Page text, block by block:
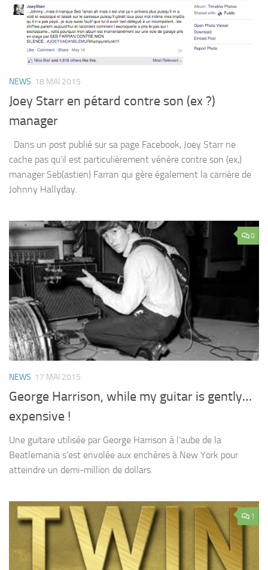
NEWS 18 MAI 2015
Joey Starr en pétard contre son (ex ?)
manager
Dans un post publié sur sa page Facebook, Joey Starr ne
cache pas qu’il est particulièrement vénère contre son (ex,)
manager Seb(astien) Farran qui gère également la carrière de
Johnny Hallyday.
0
NEWS 17 MAI 2015
George Harrison, while my guitar is gently…
expensive !
Une guitare utilisée par George Harrison à l’aube de la
Beatlemania s’est envolée aux enchères à New York pour
atteindre un demi-million de dollars.
1